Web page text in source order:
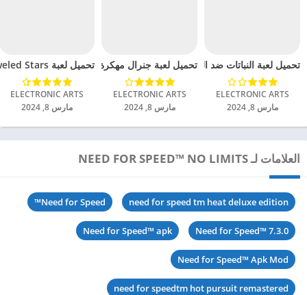
تحميل لعبة النباتات ضد الزومبي مهكرة للاندرويد 2024
ELECTRONIC ARTS‏
مارس 8, 2024
تحميل لعبة جنرال مهكرة للاندرويد 2024
ELECTRONIC ARTS‏
مارس 8, 2024
تحميل لعبة Bejeweled Stars مهكرة للاندرويد 2024
ELECTRONIC ARTS‏
مارس 8, 2024
العلامات لـ NEED FOR SPEED™ NO LIMITS
need for speed tm heat deluxe edition
Need for Speed™
Need for Speed™ 7.3.0
Need for Speed™ apk
Need for Speed™ Apk Mod
need for speedtm hot pursuit remastered